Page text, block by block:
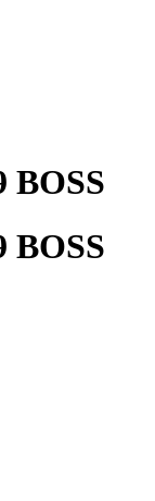
BOSS
BOSS